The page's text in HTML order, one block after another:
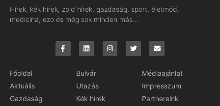
Hírek, kék hírek, zöld hírek, gazdaság, sport, életmód,
medicina, ezo és még sok minden más…
Főoldal
Aktuális
Gazdaság
Bulvár
Utazás
Kék hírek
Médiaajánlat
Impresszum
Partnereink